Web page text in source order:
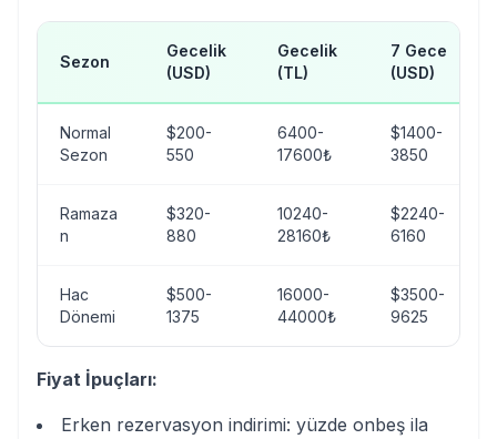
Sezon
Gecelik
(USD)
Gecelik
(TL)
7 Gece
(USD)
Normal
Sezon
$200-
550
6400-
17600₺
$1400-
3850
Ramaza
n
$320-
880
10240-
28160₺
$2240-
6160
Hac
Dönemi
$500-
1375
16000-
44000₺
$3500-
9625
Fiyat İpuçları:
Erken rezervasyon indirimi: yüzde onbeş ila